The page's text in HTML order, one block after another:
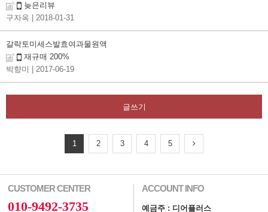
늦은리뷰
구자옥
| 2018-01-31
갈락토미세스발효여과물원액
재규매 200%
박향미
| 2017-06-19
글쓰기
1 2 3 4 5
CUSTOMER CENTER
010-9492-3735
ACCOUNT INFO
예금주 : 디어플러스